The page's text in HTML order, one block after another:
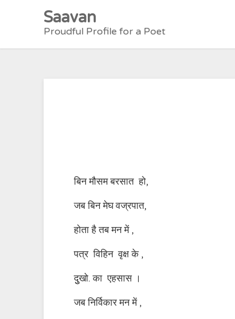
Saavan
Proudful Profile for a Poet
बिन मौसम बरसात हो,
जब बिन मेघ वज्रपात,
होता है तब मन में ,
पत्र विहिन वृक्ष के ,
दुुखो. का एहसास ।
जब निर्विकार मन में ,